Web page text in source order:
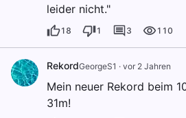
leider nicht."
18 1 3 110
RekordGeorgeS1 · vor 2 Jahren
Mein neuer Rekord beim
31m!